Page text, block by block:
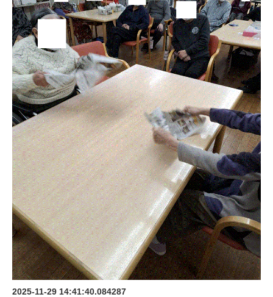
2025-11-29 14:41:40.084287